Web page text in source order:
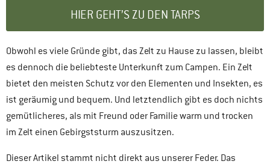
HIER GEHT’S ZU DEN TARPS
Obwohl es viele Gründe gibt, das Zelt zu Hause zu lassen, bleibt
es dennoch die beliebteste Unterkunft zum Campen. Ein Zelt
bietet den meisten Schutz vor den Elementen und Insekten, es
ist geräumig und bequem. Und letztendlich gibt es doch nichts
gemütlicheres, als mit Freund oder Familie warm und trocken
im Zelt einen Gebirgststurm auszusitzen.
Dieser Artikel stammt nicht direkt aus unserer Feder. Das